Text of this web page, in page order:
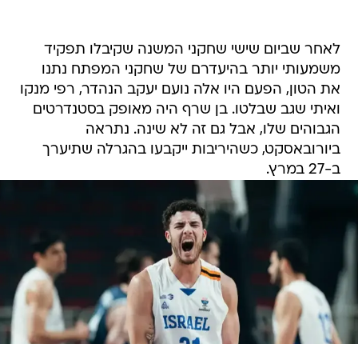
לאחר שביום שישי שחקני המשנה שקיבלו תפקיד
משמעותי יותר בהיעדרם של שחקני המפתח נתנו
את הטון, הפעם היו אלה נועם יעקב הנהדר, רפי מנקו
ואיתי שגב שבלטו. בן שרף היה מאופק בסטנדרטים
הגבוהים שלו, אבל גם זה לא שינה. נתראה
ביורובאסקט, כשהיריבות ייקבעו בהגרלה שתיערך
ב-27 במרץ.